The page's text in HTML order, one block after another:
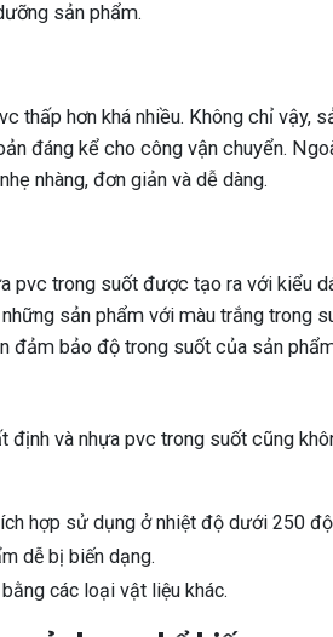
sản phẩm.
thấp hơn khá nhiều. Không chỉ vậy,
đáng kể cho công vận chuyển.
nhàng, đơn giản và dễ dàng.
pvc trong suốt được tạo ra với kiểu
sản phẩm với màu trắng trong
đảm bảo độ trong suốt của sản
và nhựa pvc trong suốt cũng
hợp sử dụng ở nhiệt độ dưới 250 độ
dễ bị biến dạng.
các loại vật liệu khác.